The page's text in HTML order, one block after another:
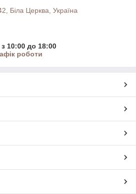
Біла Церква, Україна
10:00 до 18:00
роботи